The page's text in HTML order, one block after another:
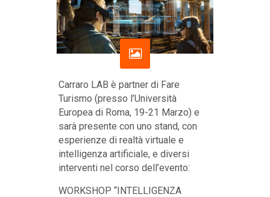
Carraro LAB è partner di Fare
Turismo (presso l’Università
Europea di Roma, 19-21 Marzo) e
sarà presente con uno stand, con
esperienze di realtà virtuale e
intelligenza artificiale, e diversi
interventi nel corso dell’evento:
WORKSHOP “INTELLIGENZA